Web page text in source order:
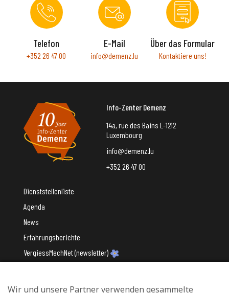
Telefon
+352 26 47 00
E-Mail
info@demenz.lu
Über das Formular
Kontaktiere uns!
Info-Zenter Demenz
14a, rue des Bains L-1212
Luxembourg
info@demenz.lu
+352 26 47 00
Dienststellenliste
Agenda
News
Erfahrungsberichte
VergiessMechNet (newsletter)
Wir und unsere Partner verwenden gesammelte